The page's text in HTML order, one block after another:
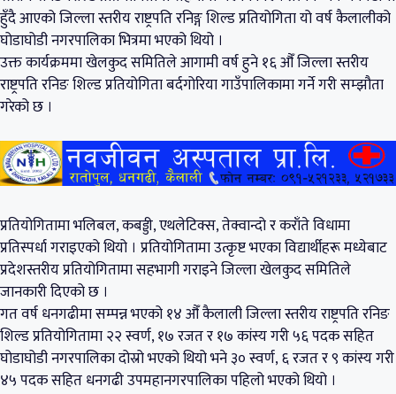
हुँदै आएको जिल्ला स्तरीय राष्ट्रपति रनिङ्ग शिल्ड प्रतियोगिता यो वर्ष कैलालीको
घोडाघोडी नगरपालिका भित्रमा भएको थियो ।
उक्त कार्यक्रममा खेलकुद समितिले आगामी वर्ष हुने १६ औँ जिल्ला स्तरीय
राष्ट्रपति रनिङ शिल्ड प्रतियोगिता बर्दगोरिया गाउँपालिकामा गर्ने गरी सम्झौता
गरेको छ ।
प्रतियोगितामा भलिबल, कबड्डी, एथलेटिक्स, तेक्वान्दो र कराँते विधामा
प्रतिस्पर्धा गराइएको थियो । प्रतियोगितामा उत्कृष्ट भएका विद्यार्थीहरू मध्येबाट
प्रदेशस्तरीय प्रतियोगितामा सहभागी गराइने जिल्ला खेलकुद समितिले
जानकारी दिएको छ ।
गत वर्ष धनगढीमा सम्पन्न भएको १४ औँ कैलाली जिल्ला स्तरीय राष्ट्रपति रनिङ
शिल्ड प्रतियोगितामा २२ स्वर्ण, १७ रजत र १७ कांस्य गरी ५६ पदक सहित
घोडाघोडी नगरपालिका दोस्रो भएको थियो भने ३० स्वर्ण, ६ रजत र ९ कांस्य गरी
४५ पदक सहित धनगढी उपमहानगरपालिका पहिलो भएको थियो ।